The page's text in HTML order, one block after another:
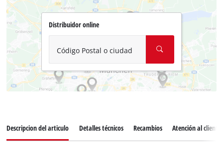
Distribuidor online
Código Postal o ciudad
Descripcion del articulo Detalles técnicos Recambios Atención al cliente